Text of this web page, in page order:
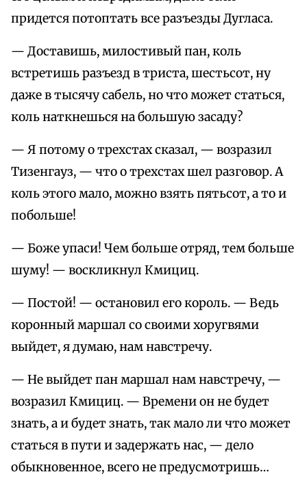
придется потоптать все разъезды Дугласа.
— Доставишь, милостивый пан, коль
встретишь разъезд в триста, шестьсот, ну
даже в тысячу сабель, но что может статься,
коль наткнешься на большую засаду?
— Я потому о трехстах сказал, — возразил
Тизенгауз, — что о трехстах шел разговор. А
коль этого мало, можно взять пятьсот, а то и
побольше!
— Боже упаси! Чем больше отряд, тем больше
шуму! — воскликнул Кмициц.
— Постой! — остановил его король. — Ведь
коронный маршал со своими хоругвями
выйдет, я думаю, нам навстречу.
— Не выйдет пан маршал нам навстречу, —
возразил Кмициц. — Времени он не будет
знать, а и будет знать, так мало ли что может
статься в пути и задержать нас, — дело
обыкновенное, всего не предусмотришь…